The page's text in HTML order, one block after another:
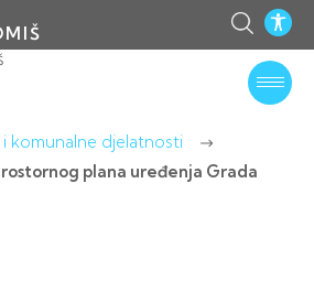
komunalne djelatnosti
plana uređenja Grada